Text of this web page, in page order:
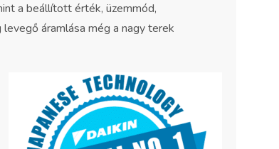
a beállított érték, üzemmód,
áramlása még a nagy terek